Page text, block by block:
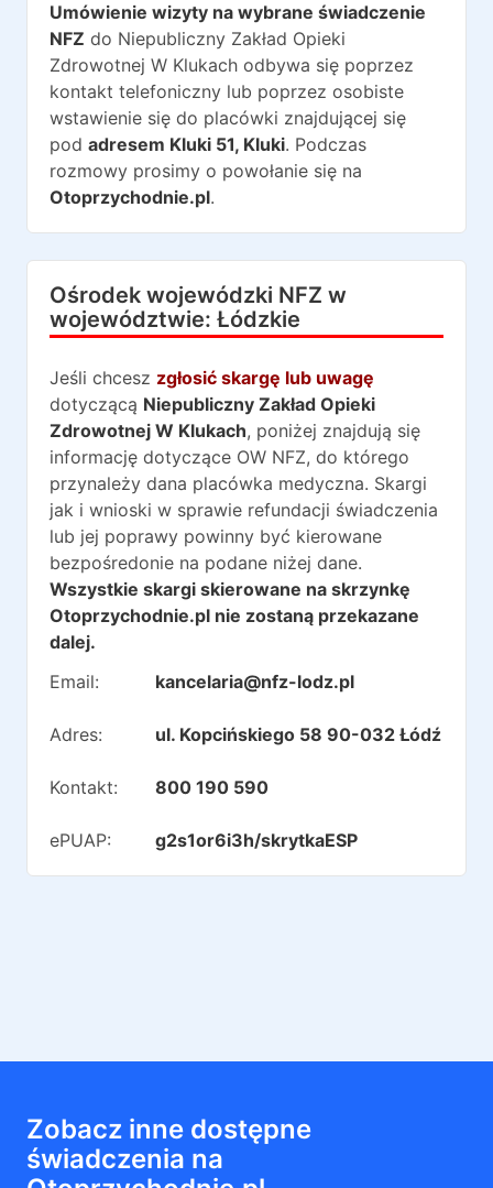
Umówienie wizyty na wybrane świadczenie
NFZ do Niepubliczny Zakład Opieki
Zdrowotnej W Klukach odbywa się poprzez
kontakt telefoniczny lub poprzez osobiste
wstawienie się do placówki znajdującej się
pod adresem Kluki 51, Kluki. Podczas
rozmowy prosimy o powołanie się na
Otoprzychodnie.pl.
Ośrodek wojewódzki NFZ w
województwie: Łódzkie
Jeśli chcesz zgłosić skargę lub uwagę
dotyczącą Niepubliczny Zakład Opieki
Zdrowotnej W Klukach, poniżej znajdują się
informację dotyczące OW NFZ, do którego
przynależy dana placówka medyczna. Skargi
jak i wnioski w sprawie refundacji świadczenia
lub jej poprawy powinny być kierowane
bezpośredonie na podane niżej dane.
Wszystkie skargi skierowane na skrzynkę
Otoprzychodnie.pl nie zostaną przekazane
dalej.
Email:
kancelaria@nfz-lodz.pl
Adres: ul. Kopcińskiego 58 90-032 Łódź
Kontakt: 800 190 590
ePUAP: g2s1or6i3h/skrytkaESP
Zobacz inne dostępne
świadczenia na